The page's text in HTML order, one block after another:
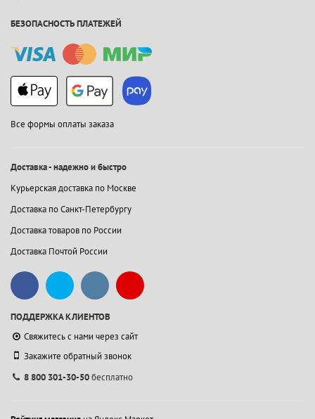
БЕЗОПАСНОСТЬ ПЛАТЕЖЕЙ
Все формы оплаты заказа
Доставка - надежно и быстро
Курьерская доставка по Москве
Доставка по Санкт-Петербургу
Доставка товаров по России
Доставка Почтой России
ПОДДЕРЖКА КЛИЕНТОВ
Свяжитесь с нами через сайт
Закажите обратный звонок
8 800 301-30-50бесплатно